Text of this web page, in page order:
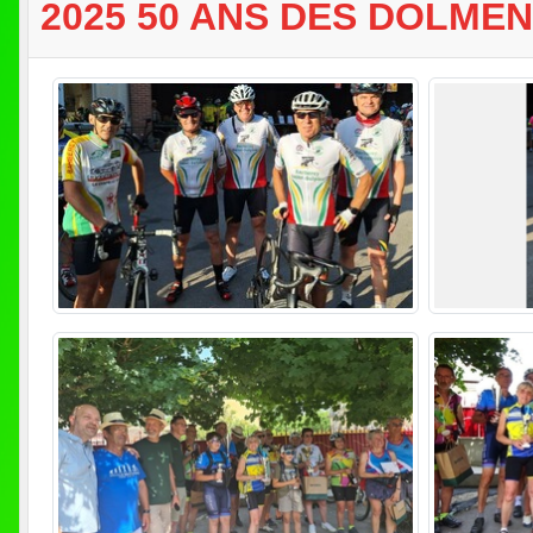
2025 50 ANS DES